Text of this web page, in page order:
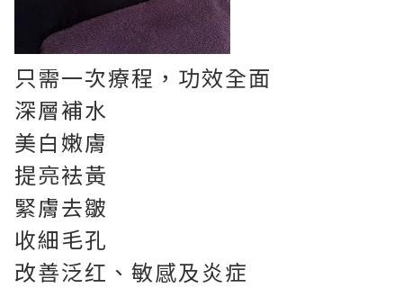
只需一次療程，功效全面
深層補水
美白嫩膚
提亮袪黃
緊膚去皺
收細毛孔
改善泛红、敏感及炎症